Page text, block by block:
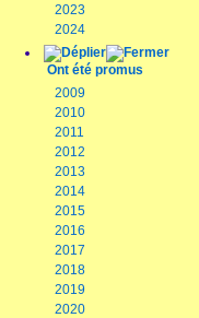
2023
2024
Ont été promus
2009
2010
2011
2012
2013
2014
2015
2016
2017
2018
2019
2020